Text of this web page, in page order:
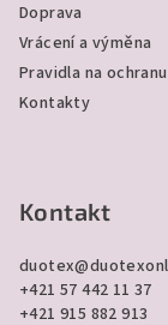
Doprava
Vrácení a výměna
Pravidla na
Kontakty
Kontakt
duotex@
+421 57 442 11 37
+421 915 882 913